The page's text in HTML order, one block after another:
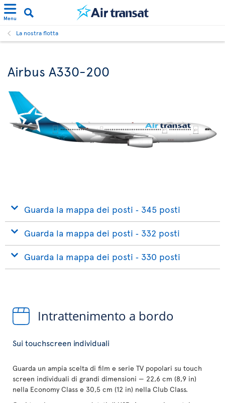
Menu
La nostra flotta
Airbus A330-200
Guarda la mappa dei posti ‐ 345 posti
Guarda la mappa dei posti ‐ 332 posti
Guarda la mappa dei posti ‐ 330 posti
Intrattenimento a bordo
Sui touchscreen individuali
Guarda un ampia scelta di film e serie TV popolari su touch
screen individuali di grandi dimensioni — 22,6 cm (8,9 in)
nella Economy Class e 30,5 cm (12 in) nella Club Class.